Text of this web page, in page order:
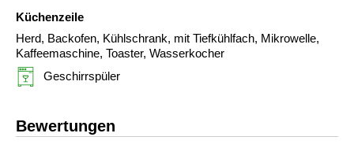
Küchenzeile
Herd, Backofen, Kühlschrank, mit Tiefkühlfach, Mikrowelle,
Kaffeemaschine, Toaster, Wasserkocher
Geschirrspüler
Bewertungen